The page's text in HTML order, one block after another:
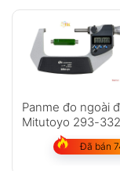
Panme đo ngoài
Mitutoyo 293-
dải đo 50-75mm
Đã bán